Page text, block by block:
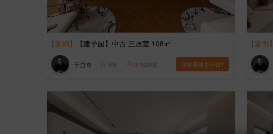
【案例】 【建予园】中古 三居室 108㎡
于自奇 6张 3192浏览 这样装修多少钱?
【案例】